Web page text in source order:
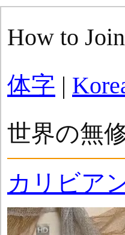
How to
体字 |
世界の無
カリビア